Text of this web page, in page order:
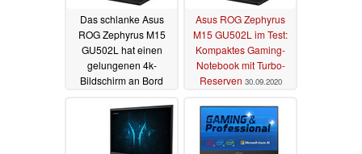
Das schlanke Asus
ROG Zephyrus M15
GU502L hat einen
gelungenen 4k-
Bildschirm an Bord
Asus ROG Zephyrus
M15 GU502L im Test:
Kompaktes Gaming-
Notebook mit Turbo-
Reserven 30.09.2020